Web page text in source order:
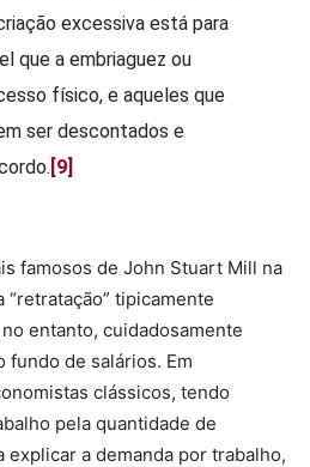
excessiva está para
que a embriaguez ou
físico, e aqueles que
ser descontados e
[9]
famosos de John Stuart Mill na
tipicamente
entanto, cuidadosamente
fundo de salários. Em
clássicos, tendo
pela quantidade de
explicar a demanda por trabalho,